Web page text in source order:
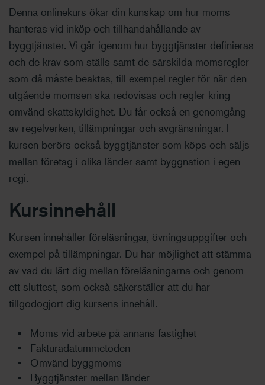
Denna onlinekurs ökar din kunskap om hur moms
hanteras vid inköp och tillhandahållande av
byggtjänster. Vi går igenom hur byggtjänster definieras
och de krav som ställs samt de särskilda momsregler
som då måste beaktas, till exempel regler för när den
utgående momsen ska redovisas och regler kring
omvänd skattskyldighet. Du får också en genomgång
av regelverken, tillämpningar och avgränsningar. I
kursen berörs också byggtjänster som köps och säljs
mellan företag i olika länder samt byggnation i egen
regi.
Kursinnehåll
Kursen innehåller föreläsningar, övningsuppgifter och
exempel på tillämpningar. Du har möjlighet att stämma
av vad du lärt dig mellan föreläsningarna och genom
ett sluttest, som också säkerställer att du har
tillgodogjort dig kursens innehåll.
Moms vid arbete på annans fastighet
Fakturadatummetoden
Omvänd byggmoms
Byggtjänster mellan länder